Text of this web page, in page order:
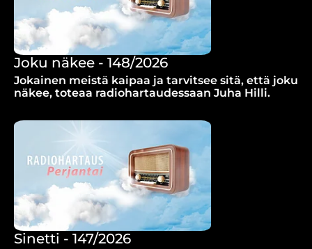
Joku näkee - 148/2026
Jokainen meistä kaipaa ja tarvitsee sitä, että joku
näkee, toteaa radiohartaudessaan Juha Hilli.
Sinetti - 147/2026